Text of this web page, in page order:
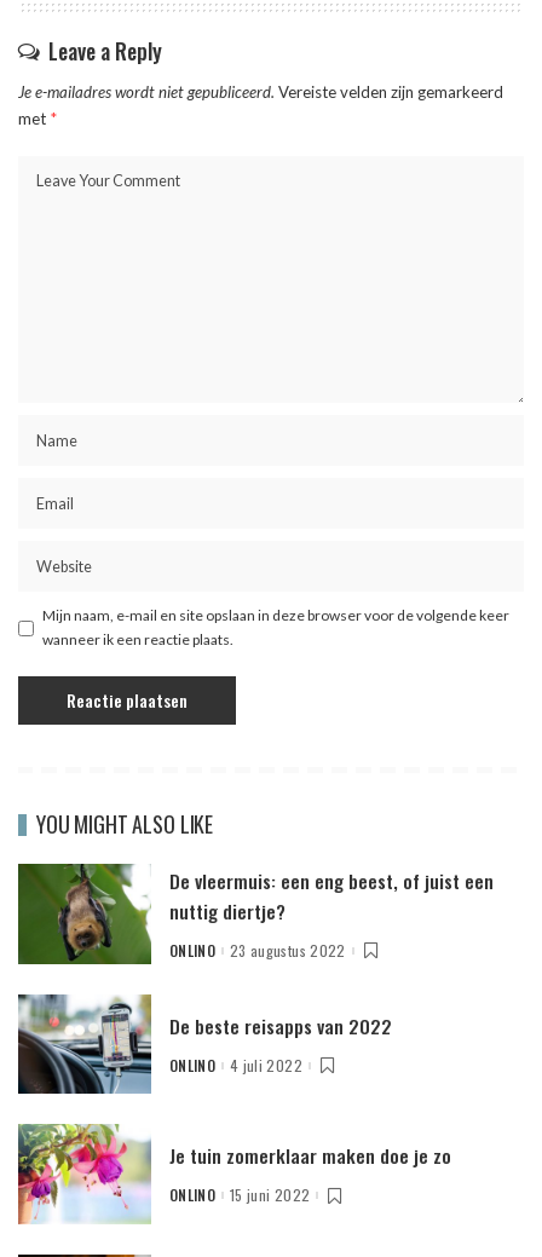
Leave a Reply
Je e-mailadres wordt niet gepubliceerd. Vereiste velden zijn gemarkeerd
met *
Mijn naam, e-mail en site opslaan in deze browser voor de volgende keer
wanneer ik een reactie plaats.
YOU MIGHT ALSO LIKE
De vleermuis: een eng beest, of juist een
nuttig diertje?
POSTED
ONLINO 23 augustus 2022
De beste reisapps van 2022
POSTED
ONLINO 4 juli 2022
Je tuin zomerklaar maken doe je zo
POSTED
ONLINO 15 juni 2022